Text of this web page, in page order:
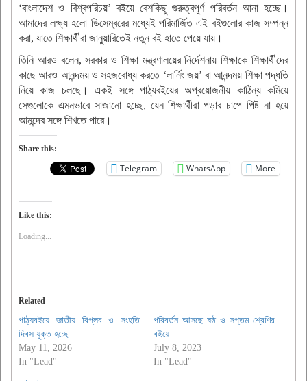
‘বাংলাদেশ ও বিশ্বপরিচয়’ বইয়ে বেশকিছু গুরুত্বপূর্ণ পরিবর্তন আনা হচ্ছে।
আমাদের লক্ষ্য হলো ডিসেম্বরের মধ্যেই পরিমার্জিত এই বইগুলোর কাজ সম্পন্ন
করা, যাতে শিক্ষার্থীরা জানুয়ারিতেই নতুন বই হাতে পেয়ে যায়।
তিনি আরও বলেন, সরকার ও শিক্ষা মন্ত্রণালয়ের নির্দেশনায় শিক্ষাকে শিক্ষার্থীদের
কাছে আরও আনন্দময় ও সহজবোধ্য করতে ‘লার্নিং জয়’ বা আনন্দময় শিক্ষা পদ্ধতি
নিয়ে কাজ চলছে। একই সঙ্গে পাঠ্যবইয়ের অপ্রয়োজনীয় কাঠিন্য কমিয়ে
সেগুলোকে এমনভাবে সাজানো হচ্ছে, যেন শিক্ষার্থীরা পড়ার চাপে পিষ্ট না হয়ে
আনন্দের সঙ্গে শিখতে পারে।
Share this:
Telegram WhatsApp More
Like this:
Loading...
Related
পাঠ্যবইয়ে জাতীয় বিপ্লব ও সংহতি
দিবস যুক্ত হচ্ছে
May 11, 2026
In "Lead"
পরিবর্তন আসছে ষষ্ঠ ও সপ্তম শ্রেণির
বইয়ে
July 8, 2023
In "Lead"